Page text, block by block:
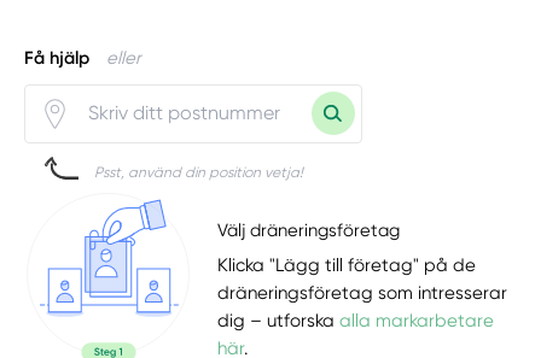
Få hjälp eller
Psst, använd din position vetja!
Välj dräneringsföretag
Klicka "Lägg till företag" på de
dräneringsföretag som intresserar
dig – utforskaalla markarbetare
här.